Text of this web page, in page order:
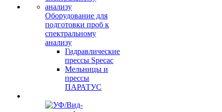
Оборудование для
подготовки проб к
спектральному
анализу
Гидравлические
прессы Specac
Мельницы и
прессы
ПАРАТУС